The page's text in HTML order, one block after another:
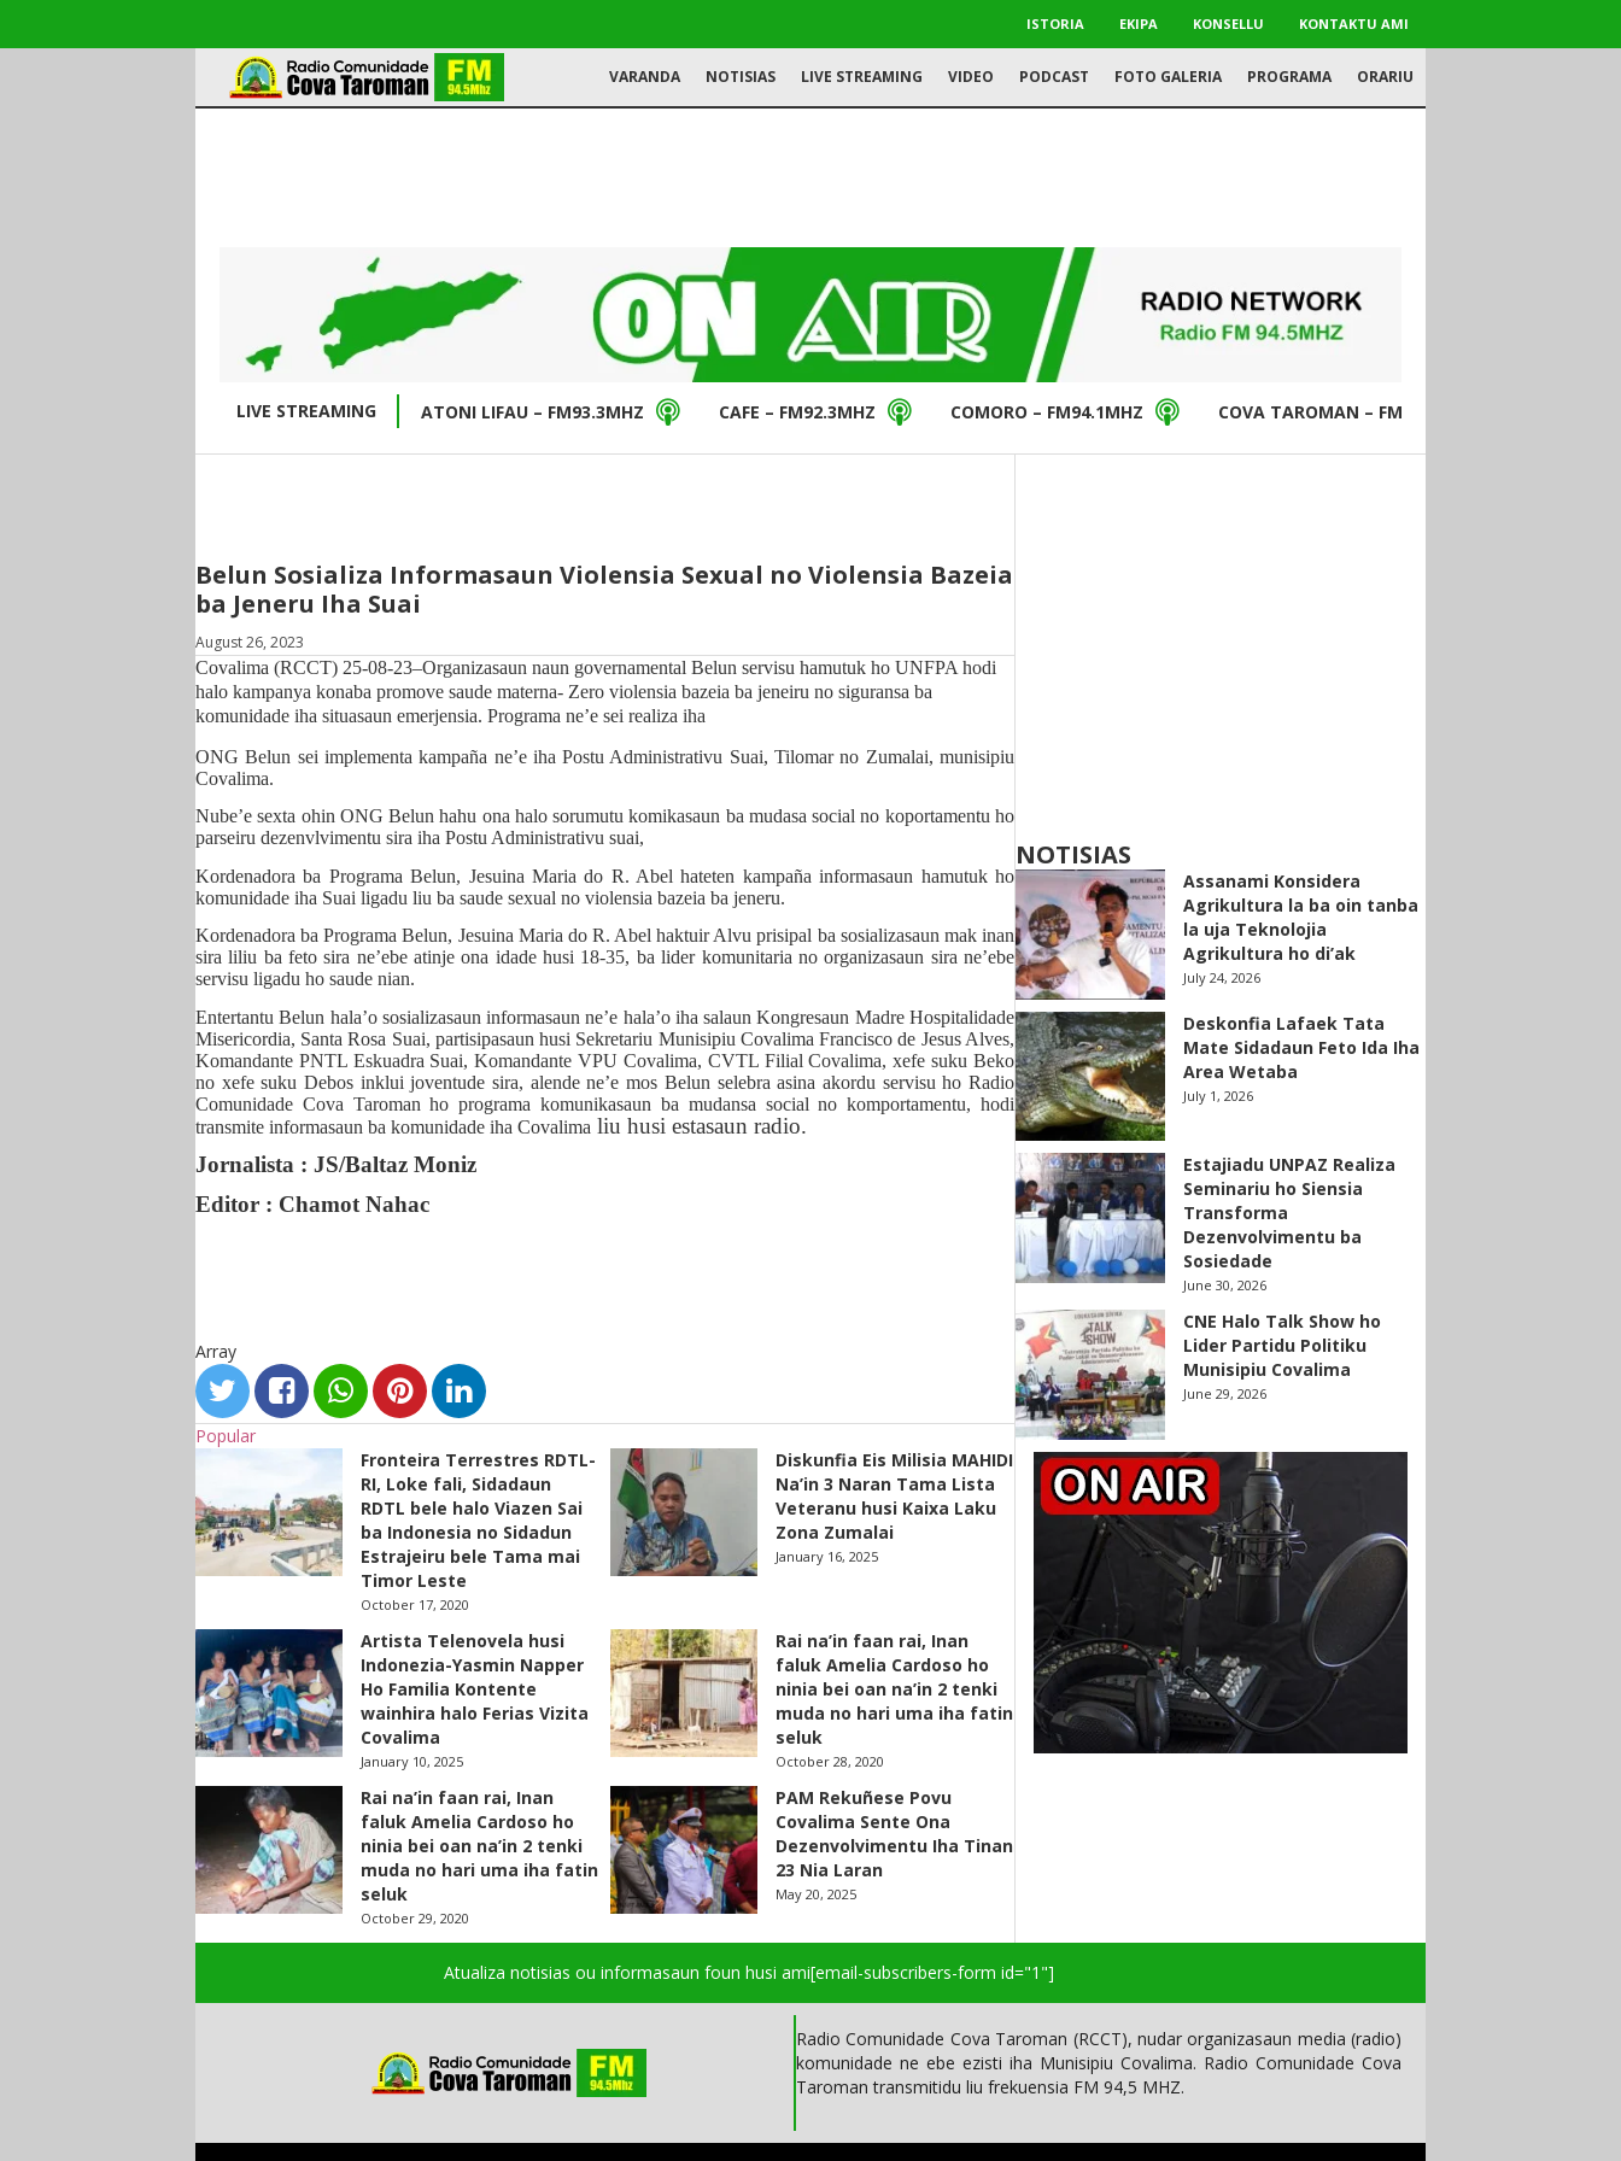
ISTORIA EKIPA KONSELLU KONTAKTU AMI
VARANDA NOTISIAS LIVE STREAMING VIDEO PODCAST FOTO GALERIA PROGRAMA ORARIU
LIVE STREAMING ATONI LIFAU – FM93.3MHZ CAFE – FM92.3MHZ COMORO – FM94.1MHZ COVA TAROMAN – FM94.5MHZ
Belun Sosializa Informasaun Violensia Sexual no Violensia Bazeia
ba Jeneru Iha Suai
August 26, 2023
Covalima (RCCT) 25-08-23–Organizasaun naun governamental Belun servisu hamutuk ho UNFPA hodi
halo kampanya konaba promove saude materna- Zero violensia bazeia ba jeneiru no siguransa ba
komunidade iha situasaun emerjensia. Programa ne’e sei realiza iha
ONG Belun sei implementa kampaña ne’e iha Postu Administrativu Suai, Tilomar no Zumalai, munisipiu
Covalima.
Nube’e sexta ohin ONG Belun hahu ona halo sorumutu komikasaun ba mudasa social no koportamentu ho
parseiru dezenvlvimentu sira iha Postu Administrativu suai,
Kordenadora ba Programa Belun, Jesuina Maria do R. Abel hateten kampaña informasaun hamutuk ho
komunidade iha Suai ligadu liu ba saude sexual no violensia bazeia ba jeneru.
Kordenadora ba Programa Belun, Jesuina Maria do R. Abel haktuir Alvu prisipal ba sosializasaun mak inan
sira liliu ba feto sira ne’ebe atinje ona idade husi 18-35, ba lider komunitaria no organizasaun sira ne’ebe
servisu ligadu ho saude nian.
Entertantu Belun hala’o sosializasaun informasaun ne’e hala’o iha salaun Kongresaun Madre Hospitalidade
Misericordia, Santa Rosa Suai, partisipasaun husi Sekretariu Munisipiu Covalima Francisco de Jesus Alves,
Komandante PNTL Eskuadra Suai, Komandante VPU Covalima, CVTL Filial Covalima, xefe suku Beko
no xefe suku Debos inklui joventude sira, alende ne’e mos Belun selebra asina akordu servisu ho Radio
Comunidade Cova Taroman ho programa komunikasaun ba mudansa social no komportamentu, hodi
transmite informasaun ba komunidade iha Covalima liu husi estasaun radio.
Jornalista : JS/Baltaz Moniz
Editor : Chamot Nahac
Array
Popular
Fronteira Terrestres RDTL-
RI, Loke fali, Sidadaun
RDTL bele halo Viazen Sai
ba Indonesia no Sidadun
Estrajeiru bele Tama mai
Timor Leste
October 17, 2020
Diskunfia Eis Milisia MAHIDI
Na’in 3 Naran Tama Lista
Veteranu husi Kaixa Laku
Zona Zumalai
January 16, 2025
Artista Telenovela husi
Indonezia-Yasmin Napper
Ho Familia Kontente
wainhira halo Ferias Vizita
Covalima
January 10, 2025
Rai na’in faan rai, Inan
faluk Amelia Cardoso ho
ninia bei oan na’in 2 tenki
muda no hari uma iha fatin
seluk
October 28, 2020
Rai na’in faan rai, Inan
faluk Amelia Cardoso ho
ninia bei oan na’in 2 tenki
muda no hari uma iha fatin
seluk
October 29, 2020
PAM Rekuñese Povu
Covalima Sente Ona
Dezenvolvimentu Iha Tinan
23 Nia Laran
May 20, 2025
NOTISIAS
Assanami Konsidera
Agrikultura la ba oin tanba
la uja Teknolojia
Agrikultura ho di’ak
July 24, 2026
Deskonfia Lafaek Tata
Mate Sidadaun Feto Ida Iha
Area Wetaba
July 1, 2026
Estajiadu UNPAZ Realiza
Seminariu ho Siensia
Transforma
Dezenvolvimentu ba
Sosiedade
June 30, 2026
CNE Halo Talk Show ho
Lider Partidu Politiku
Munisipiu Covalima
June 29, 2026
Atualiza notisias ou informasaun foun husi ami[email-subscribers-form id="1"]
Radio Comunidade Cova Taroman (RCCT), nudar organizasaun media (radio)
komunidade ne ebe ezisti iha Munisipiu Covalima. Radio Comunidade Cova
Taroman transmitidu liu frekuensia FM 94,5 MHZ.